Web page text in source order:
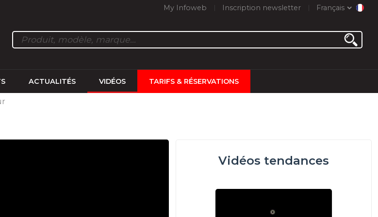
My Infoweb Inscription newsletter Français
ACTUALITÉS VIDÉOS TARIFS & RÉSERVATIONS
Vidéos tendances